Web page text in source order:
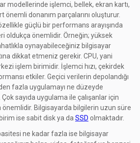
modellerinde işlemci, bellek, ekran kartı,
donanım parçalarını oluşturur.
güçlü bir performans arayışında
oldukça önemlidir. Örneğin; yüksek
oynayabileceğiniz bilgisayar
dikkat etmeniz gerekir. CPU, yani
işlem birimidir. İşlemci hızı, çekirdek
etkiler. Geçici verilerin depolandığı
fazla uygulamayı ne düzeyde
sayıda uygulama ile çalışanlar için
önemlidir. Bilgisayarda bilgilerin uzun süre
ise sabit disk ya da SSD olmaktadır.
ne kadar fazla ise bilgisayar